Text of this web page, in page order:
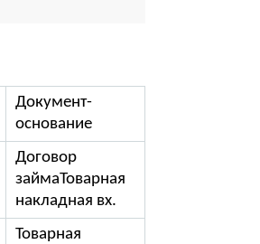
Документ-
основание
Договор
займаТоварная
накладная вх.
Товарная